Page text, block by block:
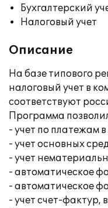
Бухгалтерский
Налоговый учет
Описание
На базе типового
налоговый учет в
соответствуют
Программа
- учет по платежам
- учет основных
- учет
- автоматическое
- автоматическое
- учет счет-фактур,